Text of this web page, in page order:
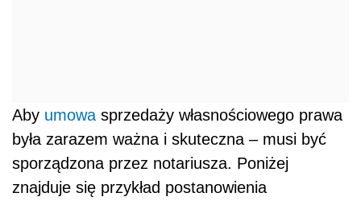
Aby umowa sprzedaży własnościowego prawa
była zarazem ważna i skuteczna – musi być
sporządzona przez notariusza. Poniżej
znajduje się przykład postanowienia